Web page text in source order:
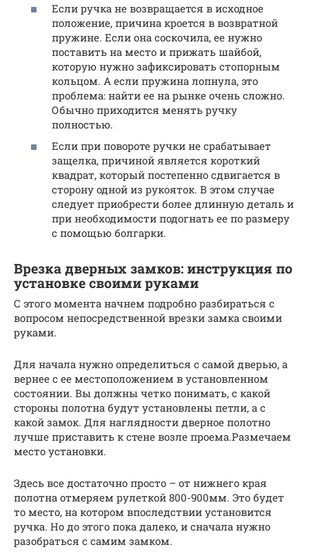
Если ручка не возвращается в исходное
положение, причина кроется в возвратной
пружине. Если она соскочила, ее нужно
поставить на место и прижать шайбой,
которую нужно зафиксировать стопорным
кольцом. А если пружина лопнула, это
проблема: найти ее на рынке очень сложно.
Обычно приходится менять ручку
полностью.
Если при повороте ручки не срабатывает
защелка, причиной является короткий
квадрат, который постепенно сдвигается в
сторону одной из рукояток. В этом случае
следует приобрести более длинную деталь и
при необходимости подогнать ее по размеру
с помощью болгарки.
Врезка дверных замков: инструкция по
установке своими руками
С этого момента начнем подробно разбираться с
вопросом непосредственной врезки замка своими
руками.
Для начала нужно определиться с самой дверью, а
вернее с ее местоположением в установленном
состоянии. Вы должны четко понимать, с какой
стороны полотна будут установлены петли, а с
какой замок. Для наглядности дверное полотно
лучше приставить к стене возле проема.Размечаем
место установки.
Здесь все достаточно просто – от нижнего края
полотна отмеряем рулеткой 800-900мм. Это будет
то место, на котором впоследствии установится
ручка. Но до этого пока далеко, и сначала нужно
разобраться с самим замком.